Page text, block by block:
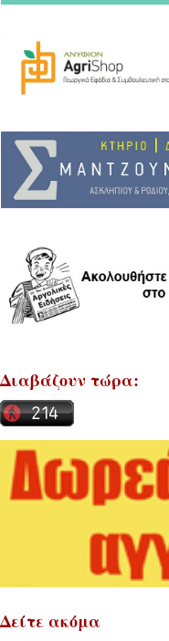
Διαβάζουν τώρα:
Δείτε ακόμα